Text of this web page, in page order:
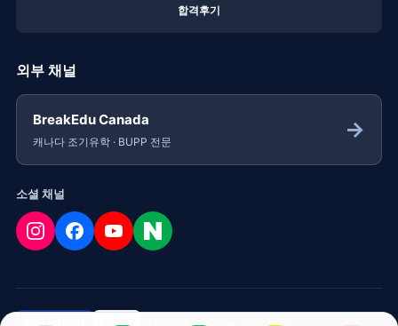
합격후기
외부 채널
BreakEdu Canada
캐나다 조기유학 · BUPP 전문 →
소셜 채널